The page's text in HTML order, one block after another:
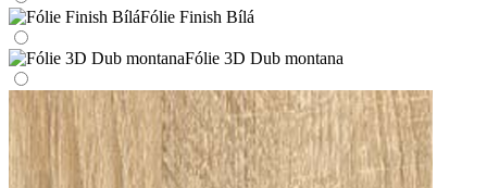
Fólie Finish Bílá
Fólie 3D Dub montana